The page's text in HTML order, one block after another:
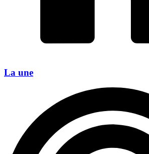
La une